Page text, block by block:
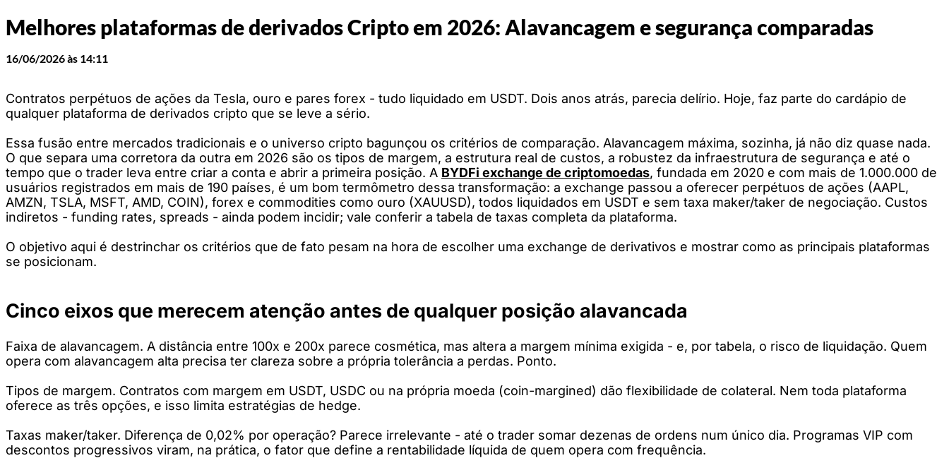
Melhores plataformas de derivados Cripto em 2026: Alavancagem e segurança comparadas
16/06/2026 às 14:11
Contratos perpétuos de ações da Tesla, ouro e pares forex - tudo liquidado em USDT. Dois anos atrás, parecia delírio. Hoje, faz parte do cardápio de
qualquer plataforma de derivados cripto que se leve a sério.
Essa fusão entre mercados tradicionais e o universo cripto bagunçou os critérios de comparação. Alavancagem máxima, sozinha, já não diz quase nada.
O que separa uma corretora da outra em 2026 são os tipos de margem, a estrutura real de custos, a robustez da infraestrutura de segurança e até o
tempo que o trader leva entre criar a conta e abrir a primeira posição. A BYDFi exchange de criptomoedas, fundada em 2020 e com mais de 1.000.000 de
usuários registrados em mais de 190 países, é um bom termômetro dessa transformação: a exchange passou a oferecer perpétuos de ações (AAPL,
AMZN, TSLA, MSFT, AMD, COIN), forex e commodities como ouro (XAUUSD), todos liquidados em USDT e sem taxa maker/taker de negociação. Custos
indiretos - funding rates, spreads - ainda podem incidir; vale conferir a tabela de taxas completa da plataforma.
O objetivo aqui é destrinchar os critérios que de fato pesam na hora de escolher uma exchange de derivativos e mostrar como as principais plataformas
se posicionam.
Cinco eixos que merecem atenção antes de qualquer posição alavancada
Faixa de alavancagem. A distância entre 100x e 200x parece cosmética, mas altera a margem mínima exigida - e, por tabela, o risco de liquidação. Quem
opera com alavancagem alta precisa ter clareza sobre a própria tolerância a perdas. Ponto.
Tipos de margem. Contratos com margem em USDT, USDC ou na própria moeda (coin-margined) dão flexibilidade de colateral. Nem toda plataforma
oferece as três opções, e isso limita estratégias de hedge.
Taxas maker/taker. Diferença de 0,02% por operação? Parece irrelevante - até o trader somar dezenas de ordens num único dia. Programas VIP com
descontos progressivos viram, na prática, o fator que define a rentabilidade líquida de quem opera com frequência.